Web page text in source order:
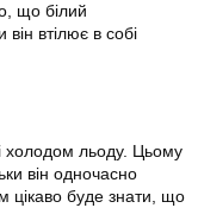
що білий
він втілює в собі
і холодом льоду. Цьому
він одночасно
цікаво буде знати, що